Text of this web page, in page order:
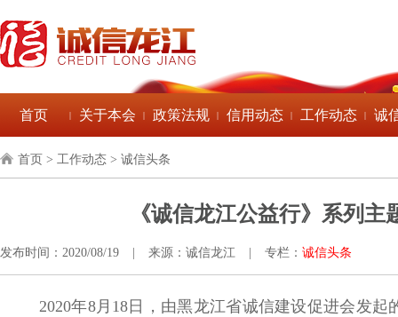
首页 | 关于本会 | 政策法规 | 信用动态 | 工作动态 | 诚
首页 > 工作动态 > 诚信头条
《诚信龙江公益行》系列主
发布时间：2020/08/19 来源：诚信龙江 专栏： 诚信头条
2020年8月18日，由黑龙江省诚信建设促进会发